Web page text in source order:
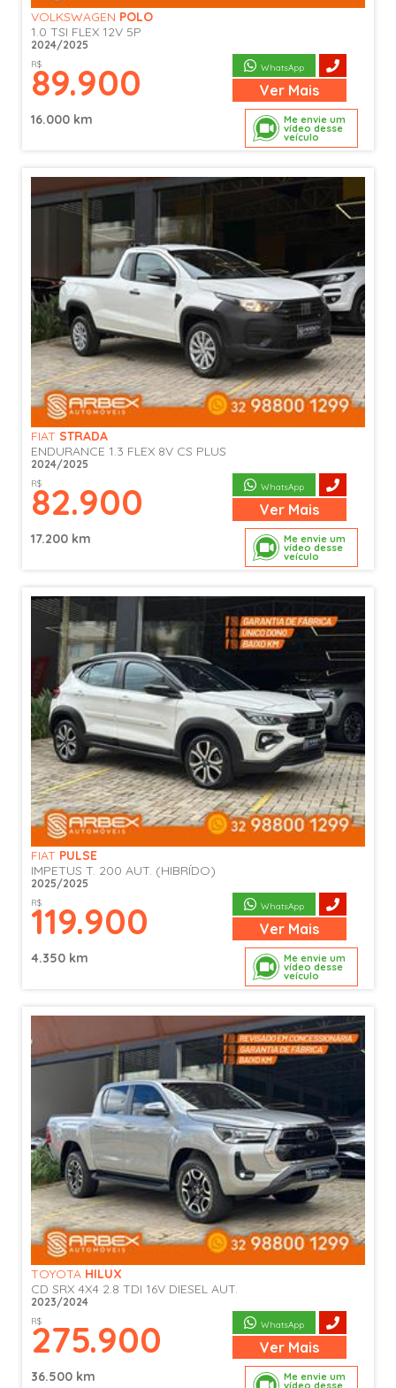
Me envie um
vídeo desse
veículo
VOLKSWAGEN POLO
1.0 TSI FLEX 12V 5P
2024/2025
R$
89.900 WhatsApp
Ver Mais
16.000 km
Me envie um
vídeo desse
veículo
FIAT STRADA
ENDURANCE 1.3 FLEX 8V CS PLUS
2024/2025
R$
82.900 WhatsApp
Ver Mais
17.200 km
Me envie um
vídeo desse
veículo
FIAT PULSE
IMPETUS T. 200 AUT. (HIBRÍDO)
2025/2025
R$
119.900 WhatsApp
Ver Mais
4.350 km
Me envie um
TOYOTA HILUX
CD SRX 4X4 2.8 TDI 16V DIESEL AUT.
2023/2024
R$
275.900 WhatsApp
Ver Mais
36.500 km